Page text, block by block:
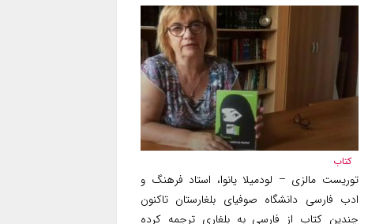
کتاب
توریست مالزی – لودمیلا یانوا، استاد فرهنگ و
ادب فارسی دانشگاه صوفیای بلغارستان تاکنون
چندین کتاب از فارسی به بلغاری ترجمه کرده